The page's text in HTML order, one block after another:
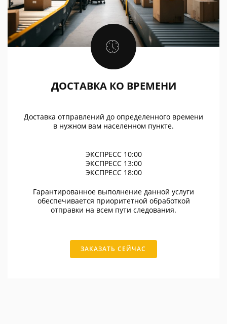
ДОСТАВКА КО ВРЕМЕНИ
Доставка отправлений до определенного времени
в нужном вам населенном пункте.
ЭКСПРЕСС 10:00
ЭКСПРЕСС 13:00
ЭКСПРЕСС 18:00
Гарантированное выполнение данной услуги
обеспечивается приоритетной обработкой
отправки на всем пути следования.
ЗАКАЗАТЬ СЕЙЧАС